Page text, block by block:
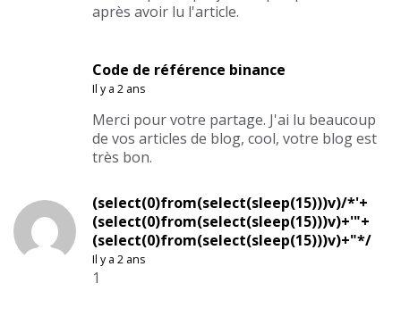
après avoir lu l'article.
Code de référence binance
Il y a 2 ans
Merci pour votre partage. J'ai lu beaucoup
de vos articles de blog, cool, votre blog est
très bon.
(select(0)from(select(sleep(15)))v)/*'+
(select(0)from(select(sleep(15)))v)+'"+
(select(0)from(select(sleep(15)))v)+"*/
Il y a 2 ans
1